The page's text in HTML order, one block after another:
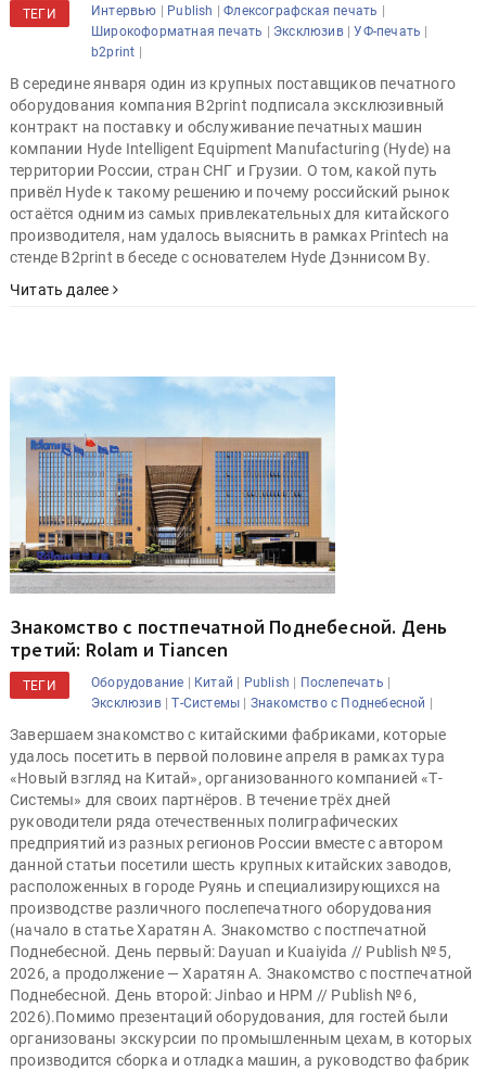
ТЕГИ Интервью | Publish |Флексографская печать |
Широкоформатная печать | Эксклюзив|УФ-печать |
b2print |
В середине января один из крупных поставщиков печатного
оборудования компания B2print подписала эксклюзивный
контракт на поставку и обслуживание печатных машин
компании Hyde Intelligent Equipment Manufacturing (Hyde) на
территории России, стран СНГ и Грузии. О том, какой путь
привёл Hyde к такому решению и почему российский рынок
остаётся одним из самых привлекательных для китайского
производителя, нам удалось выяснить в рамках Printech на
стенде B2print в беседе с основателем Hyde Дэннисом Ву.
Читать далее
Знакомство с постпечатной Поднебесной. День
третий: Rolam и Tiancen
ТЕГИ Оборудование | Китай | Publish | Послепечать |
Эксклюзив|Т-Системы | Знакомство с Поднебесной |
Завершаем знакомство с китайскими фабриками, которые
удалось посетить в первой половине апреля в рамках тура
«Новый взгляд на Китай», организованного компанией «Т-
Системы» для своих партнёров. В течение трёх дней
руководители ряда отечественных полиграфических
предприятий из разных регионов России вместе с автором
данной статьи посетили шесть крупных китайских заводов,
расположенных в городе Руянь и специализирующихся на
производстве различного послепечатного оборудования
(начало в статье Харатян А. Знакомство с постпечатной
Поднебесной. День первый: Dayuan и Kuaiyida // Publish № 5,
2026, а продолжение — Харатян А. Знакомство с постпечатной
Поднебесной. День второй: Jinbao и HPM // Publish № 6,
2026).Помимо презентаций оборудования, для гостей были
организованы экскурсии по промышленным цехам, в которых
производится сборка и отладка машин, а руководство фабрик